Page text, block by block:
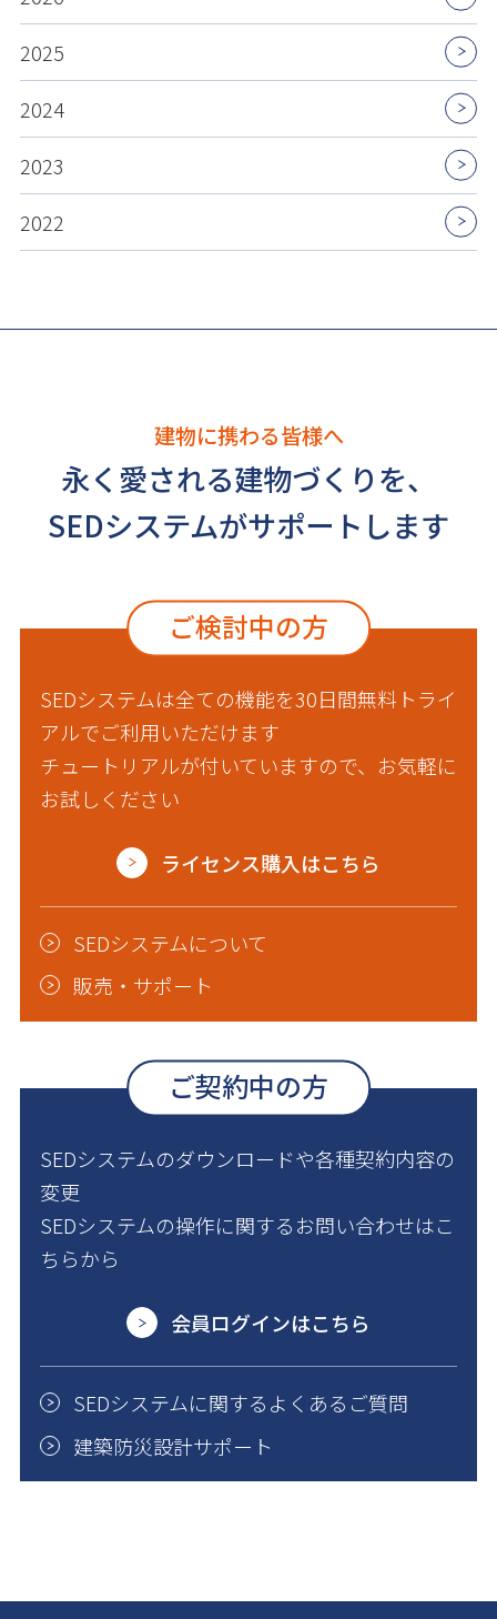
2025
2024
2023
2022
建物に携わる皆様へ
永く愛される建物づくりを、
SEDシステムがサポートします
ご検討中の方
SEDシステムは全ての機能を30日間無料トライ
アルでご利用いただけます
チュートリアルが付いていますので、お気軽に
お試しください
ライセンス購入はこちら
SEDシステムについて
販売・サポート
ご契約中の方
SEDシステムのダウンロードや各種契約内容の
変更
SEDシステムの操作に関するお問い合わせはこ
ちらから
会員ログインはこちら
SEDシステムに関するよくあるご質問
建築防災設計サポート